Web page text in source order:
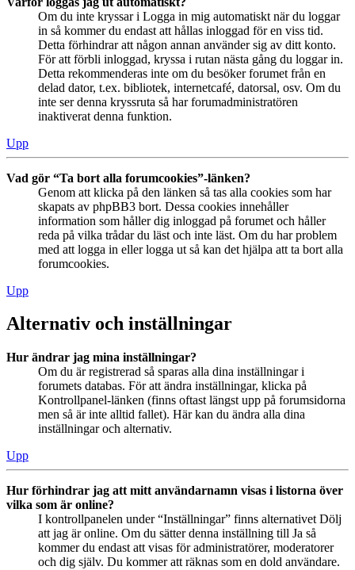
Om du inte kryssar i Logga in mig automatiskt när du loggar
in så kommer du endast att hållas inloggad för en viss tid.
Detta förhindrar att någon annan använder sig av ditt konto.
För att förbli inloggad, kryssa i rutan nästa gång du loggar in.
Detta rekommenderas inte om du besöker forumet från en
delad dator, t.ex. bibliotek, internetcafé, datorsal, osv. Om du
inte ser denna kryssruta så har forumadministratören
inaktiverat denna funktion.
Upp
Vad gör “Ta bort alla forumcookies”-länken?
Genom att klicka på den länken så tas alla cookies som har
skapats av phpBB3 bort. Dessa cookies innehåller
information som håller dig inloggad på forumet och håller
reda på vilka trådar du läst och inte läst. Om du har problem
med att logga in eller logga ut så kan det hjälpa att ta bort alla
forumcookies.
Upp
Alternativ och inställningar
Hur ändrar jag mina inställningar?
Om du är registrerad så sparas alla dina inställningar i
forumets databas. För att ändra inställningar, klicka på
Kontrollpanel-länken (finns oftast längst upp på forumsidorna
men så är inte alltid fallet). Här kan du ändra alla dina
inställningar och alternativ.
Upp
Hur förhindrar jag att mitt användarnamn visas i listorna över
vilka som är online?
I kontrollpanelen under “Inställningar” finns alternativet Dölj
att jag är online. Om du sätter denna inställning till Ja så
kommer du endast att visas för administratörer, moderatorer
och dig själv. Du kommer att räknas som en dold användare.